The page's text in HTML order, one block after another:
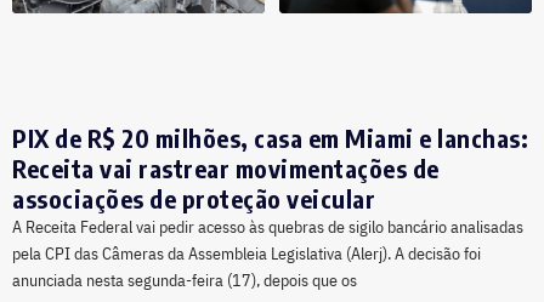
PIX de R$ 20 milhões, casa em Miami e lanchas:
Receita vai rastrear movimentações de
associações de proteção veicular
A Receita Federal vai pedir acesso às quebras de sigilo bancário analisadas
pela CPI das Câmeras da Assembleia Legislativa (Alerj). A decisão foi
anunciada nesta segunda-feira (17), depois que os